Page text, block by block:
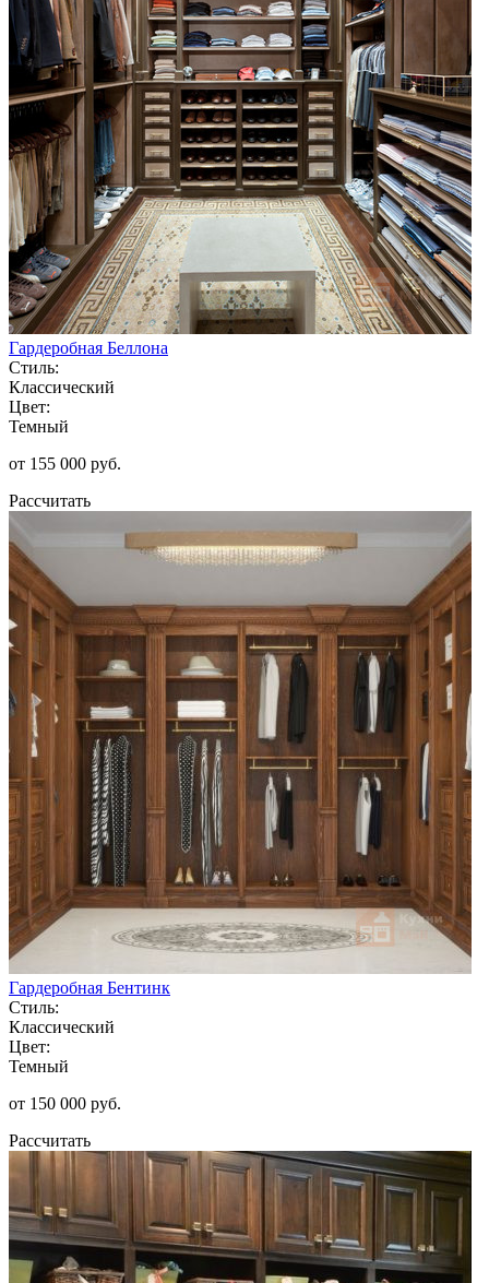
Гардеробная Беллона
Стиль:
Классический
Цвет:
Темный
от 155 000 руб.
Рассчитать
Гардеробная Бентинк
Стиль:
Классический
Цвет:
Темный
от 150 000 руб.
Рассчитать